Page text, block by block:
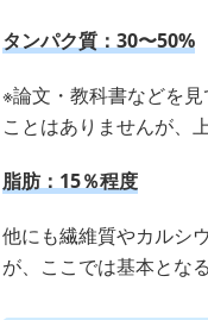
タンパク質：30〜50%
※論文・教科書などを
ことはありませんが、
脂肪：15％程度
他にも繊維質やカルシ
が、ここでは基本とな